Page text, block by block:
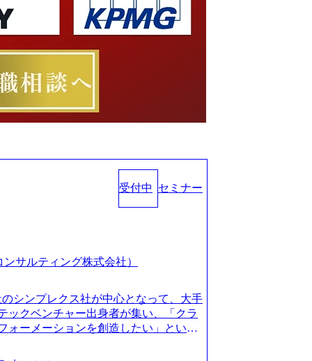
受付中 セミナー
サルティング株式会社）
シンプレクス社が中心となって、大手
ックベンチャー出身者が集い、「クラ
ォーメーションを創造したい」という
ってFintech業界を中心に最先端テクノ